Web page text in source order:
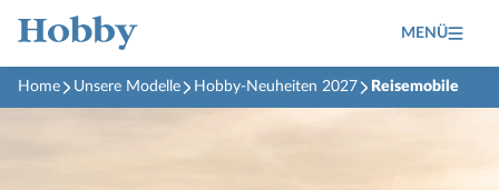
MENÜ
Home Unsere Modelle Hobby-Neuheiten 2027 Reisemobile